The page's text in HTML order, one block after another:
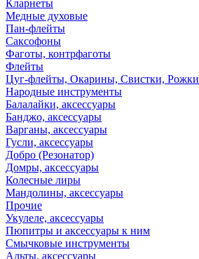
Кларнеты
Медные духовые
Пан-флейты
Саксофоны
Фаготы, контрфаготы
Флейты
Цуг-флейты, Окарины, Свистки, Рожки
Народные инструменты
Балалайки, аксессуары
Банджо, аксессуары
Варганы, аксессуары
Гусли, аксессуары
Добро (Резонатор)
Домры, аксессуары
Колесные лиры
Мандолины, аксессуары
Прочие
Укулеле, аксессуары
Пюпитры и аксессуары к ним
Смычковые инструменты
Альты, аксессуары